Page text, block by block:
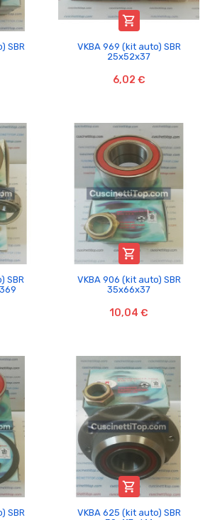
SBR

VKBA 969 (kit auto) SBR
25x52x37
6,02 €
SBR

VKBA 906 (kit auto) SBR
35x66x37
10,04 €
SBR

VKBA 625 (kit auto) SBR